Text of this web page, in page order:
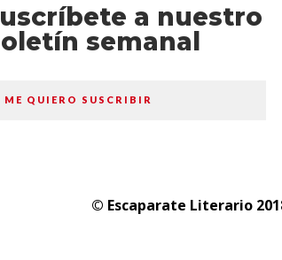
a nuestro
semanal
ME QUIERO SUSCRIBIR
© Escaparate Literario